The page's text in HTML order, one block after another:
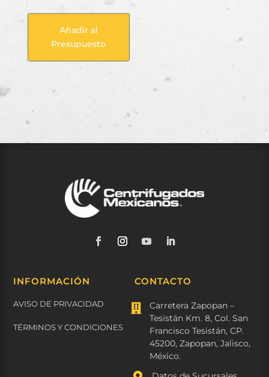
Añadir al
Presupuesto
INFORMACIÓN
AVISO DE PRIVACIDAD
TÉRMINOS Y CONDICIONES
CONTACTO

Carretera Zapopan –
Tesistán Km. 8, Col. San
Francisco Tesistán, CP.
45200, Zapopan, Jalisco,
México.